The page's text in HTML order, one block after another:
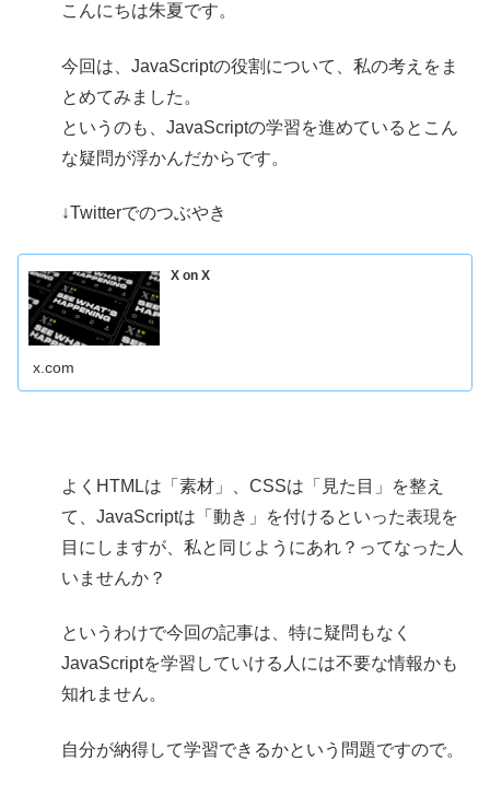
こんにちは朱夏です。
今回は、JavaScriptの役割について、私の考えをま
とめてみました。
というのも、JavaScriptの学習を進めているとこん
な疑問が浮かんだからです。
↓Twitterでのつぶやき
X on X
x.com
よくHTMLは「素材」、CSSは「見た目」を整え
て、JavaScriptは「動き」を付けるといった表現を
目にしますが、私と同じようにあれ？ってなった人
いませんか？
というわけで今回の記事は、特に疑問もなく
JavaScriptを学習していける人には不要な情報かも
知れません。
自分が納得して学習できるかという問題ですので。